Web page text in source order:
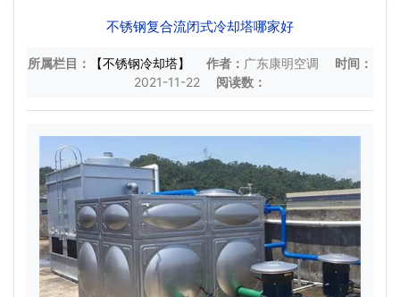
不锈钢复合流闭式冷却塔哪家好
所属栏目： 【不锈钢冷却塔】 作者： 广东康明空调
时间：
2021-11-22
阅读数：